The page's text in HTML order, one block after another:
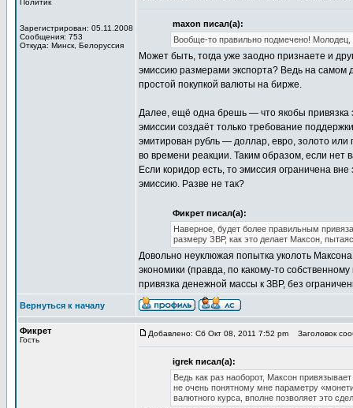
Политик
Зарегистрирован: 05.11.2008
Сообщения: 753
Откуда: Минск, Белоруссия
maxon писал(а):
Вообще-то правильно подмечено!
Может быть, тогда уже заодно признаете и
эмиссию размерами экспорта? Ведь на самом
простой покупкой валюты на бирже.
Далее, ещё одна брешь — что якобы привязка
эмиссии создаёт только требование
эмитирован рубль — доллар, евро, золото или
во времени реакции. Таким образом, если нет
Если коридор есть, то эмиссия ограничена
эмиссию. Разве не так?
Фикрет писал(а):
Наверное, будет более правильным
размеру ЗВР, как это делает Максон,
Довольно неуклюжая попытка уколоть
экономики (правда, по какому-то
привязка денежной массы к ЗВР, без
Вернуться к началу
Фикрет
Гость
Добавлено: Сб Окт 08, 2011 7:52 pm Заголовок
igrek писал(а):
Ведь как раз наоборот, Максон
не очень понятному мне параметру
валютного курса, вполне позволяет это